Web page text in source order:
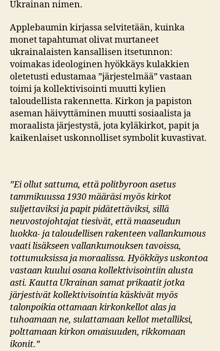
Ukrainan nimen.
Applebaumin kirjassa selvitetään, kuinka
monet tapahtumat olivat murtaneet
ukrainalaisten kansallisen itsetunnon:
voimakas ideologinen hyökkäys kulakkien
oletetusti edustamaa ”järjestelmää” vastaan
toimi ja kollektivisointi muutti kylien
taloudellista rakennetta. Kirkon ja papiston
aseman häivyttäminen muutti sosiaalista ja
moraalista järjestystä, jota kyläkirkot, papit ja
kaikenlaiset uskonnolliset symbolit kuvastivat.
”Ei ollut sattuma, että politbyroon asetus
tammikuussa 1930 määräsi myös kirkot
suljettaviksi ja papit pidätettäviksi, sillä
neuvostojohtajat tiesivät, että maaseudun
luokka- ja taloudellisen rakenteen vallankumous
vaati lisäkseen vallankumouksen tavoissa,
tottumuksissa ja moraalissa. Hyökkäys uskontoa
vastaan kuului osana kollektivisointiin alusta
asti. Kautta Ukrainan samat prikaatit jotka
järjestivät kollektivisointia käskivät myös
talonpoikia ottamaan kirkonkellot alas ja
tuhoamaan ne, sulattamaan kellot metalliksi,
polttamaan kirkon omaisuuden, rikkomaan
ikonit.”